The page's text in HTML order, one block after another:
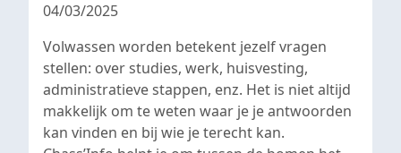
04/03/2025
Volwassen worden betekent jezelf vragen
stellen: over studies, werk, huisvesting,
administratieve stappen, enz. Het is niet altijd
makkelijk om te weten waar je je antwoorden
kan vinden en bij wie je terecht kan.